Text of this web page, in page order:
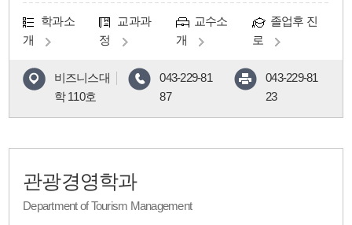
학과소
개
교과과
정
교수소
개
졸업후 진
로
비즈니스대
학 110호
043-229-81
87
043-229-81
23
관광경영학과
Department of Tourism Management